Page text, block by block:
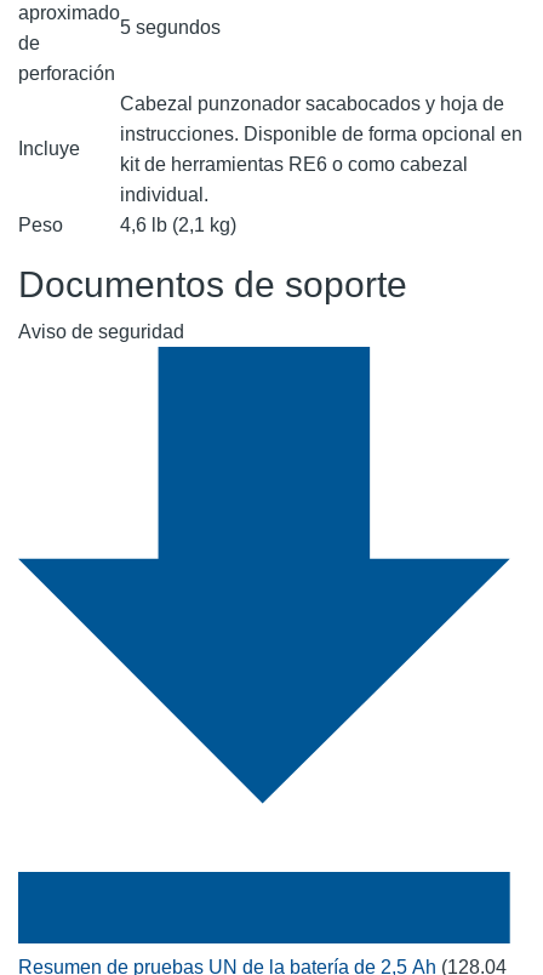
aproximado
de
perforación
5 segundos
Incluye
Cabezal punzonador sacabocados y hoja de
instrucciones. Disponible de forma opcional en
kit de herramientas RE6 o como cabezal
individual.
Peso
4,6 lb (2,1 kg)
Documentos de soporte
Aviso de seguridad
Resumen de pruebas UN de la batería de 2,5 Ah (128.04